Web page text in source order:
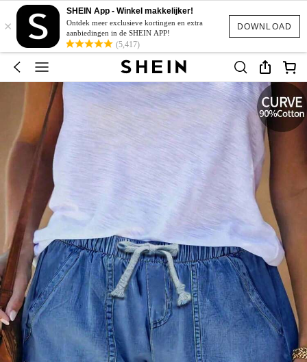
DOWNLOAD
×
SHEIN App - Winkel makkelijker!
Ontdek meer exclusieve kortingen en extra
aanbiedingen in de SHEIN APP!
(5,417)